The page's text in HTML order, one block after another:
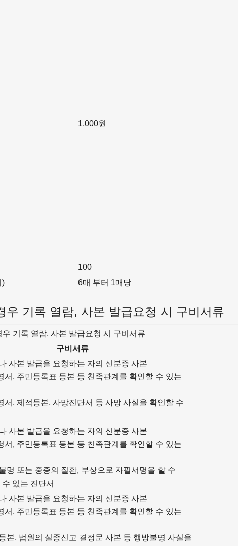
1,000원
100
)
6매 부터 1매당
우 기록 열람, 사본 발급요청 시 구비서류
기록 열람, 사본 발급요청 시 구비서류
구비서류
사본 발급을 요청하는 자의 신분증 사본
서, 주민등록표 등본 등 친족관계를 확인할 수 있는
서, 제적등본, 사망진단서 등 사망 사실을 확인할 수
사본 발급을 요청하는 자의 신분증 사본
서, 주민등록표 등본 등 친족관계를 확인할 수 있는
명 또는 중증의 질환, 부상으로 자필서명을 할 수
있는 진단서
사본 발급을 요청하는 자의 신분증 사본
서, 주민등록표 등본 등 친족관계를 확인할 수 있는
본, 법원의 실종신고 결정문 사본 등 행방불명 사실을